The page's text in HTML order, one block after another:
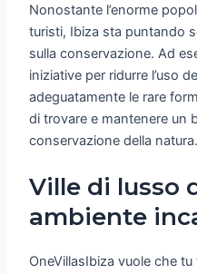
Nonostante l’enorme
turisti, Ibiza sta puntando
sulla conservazione. Ad
iniziative per ridurre l’uso
adeguatamente le rare
di trovare e mantenere un
conservazione della natura.
Ville di lusso
ambiente
OneVillasIbiza vuole che